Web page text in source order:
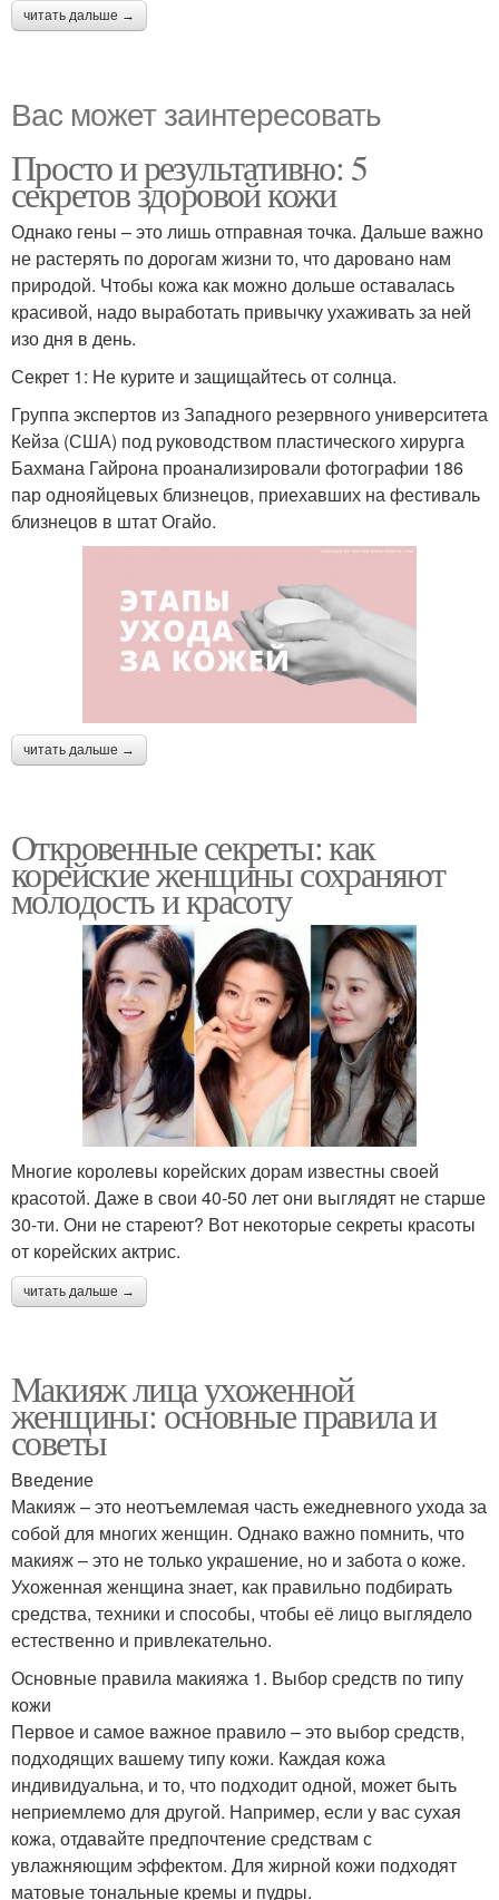
читать дальше →
Вас может заинтересовать
Просто и результативно: 5
секретов здоровой кожи
Однако гены – это лишь отправная точка. Дальше важно
не растерять по дорогам жизни то, что даровано нам
природой. Чтобы кожа как можно дольше оставалась
красивой, надо выработать привычку ухаживать за ней
изо дня в день.
Секрет 1: Не курите и защищайтесь от солнца.
Группа экспертов из Западного резервного университета
Кейза (США) под руководством пластического хирурга
Бахмана Гайрона проанализировали фотографии 186
пар однояйцевых близнецов, приехавших на фестиваль
близнецов в штат Огайо.
читать дальше →
Откровенные секреты: как
корейские женщины сохраняют
молодость и красоту
Многие королевы корейских дорам известны своей
красотой. Даже в свои 40-50 лет они выглядят не старше
30-ти. Они не стареют? Вот некоторые секреты красоты
от корейских актрис.
читать дальше →
Макияж лица ухоженной
женщины: основные правила и
советы
Введение
Макияж – это неотъемлемая часть ежедневного ухода за
собой для многих женщин. Однако важно помнить, что
макияж – это не только украшение, но и забота о коже.
Ухоженная женщина знает, как правильно подбирать
средства, техники и способы, чтобы её лицо выглядело
естественно и привлекательно.
Основные правила макияжа 1. Выбор средств по типу
кожи
Первое и самое важное правило – это выбор средств,
подходящих вашему типу кожи. Каждая кожа
индивидуальна, и то, что подходит одной, может быть
неприемлемо для другой. Например, если у вас сухая
кожа, отдавайте предпочтение средствам с
увлажняющим эффектом. Для жирной кожи подходят
матовые тональные кремы и пудры.